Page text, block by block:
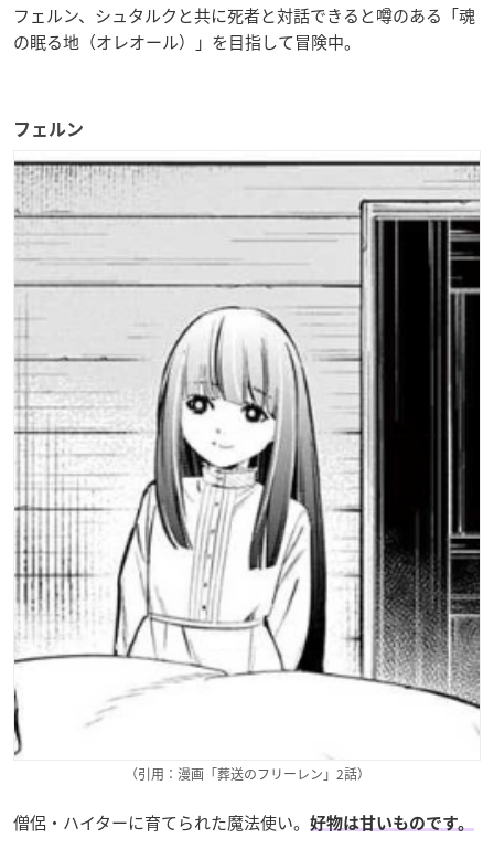
フェルン、シュタルクと共に死者と対話できると噂のある「魂
の眠る地（オレオール）」を目指して冒険中。
フェルン
（引用：漫画「葬送のフリーレン」2話）
僧侶・ハイターに育てられた魔法使い。 好物は甘いものです。